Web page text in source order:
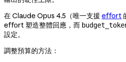
在 Claude Opus 4.5（唯一支援 effort
effort 塑造整體回應，而
設定。
調整預算的方法：